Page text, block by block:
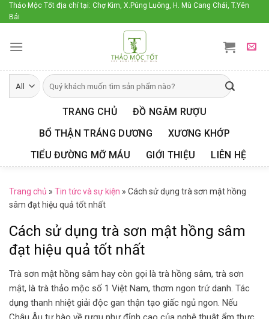
Skip
to
Thảo Mộc Tốt địa chỉ tại: Chợ Kim, X.Púng Luông, H. Mù Cang Chải, T.Yên
Bái
TRANG CHỦ
ĐỒ NGÂM RƯỢU
BỔ THẬN TRÁNG DƯƠNG
XƯƠNG KHỚP
TIỂU ĐƯỜNG MỠ MÁU
GIỚI THIỆU LIÊN HỆ
Trang chủ » Tin tức và sự kiện » Cách sử dụng trà sơn mật hồng
sâm đạt hiệu quả tốt nhất
Cách sử dụng trà sơn mật hồng sâm
đạt hiệu quả tốt nhất
Trà sơn mật hồng sâm hay còn gọi là trà hồng sâm, trà sơn
mật, là trà thảo mộc số 1 Việt Nam, thơm ngon trứ danh. Tác
dụng thanh nhiệt giải độc gan thận tạo giấc ngủ ngon. Nếu